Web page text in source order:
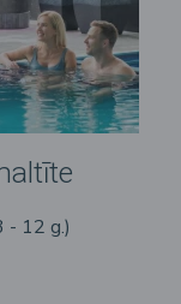
- 12 g.)